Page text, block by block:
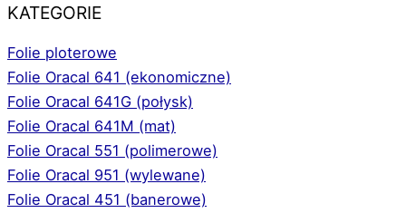
KATEGORIE
Folie ploterowe
Folie Oracal 641 (ekonomiczne)
Folie Oracal 641G (połysk)
Folie Oracal 641M (mat)
Folie Oracal 551 (polimerowe)
Folie Oracal 951 (wylewane)
Folie Oracal 451 (banerowe)